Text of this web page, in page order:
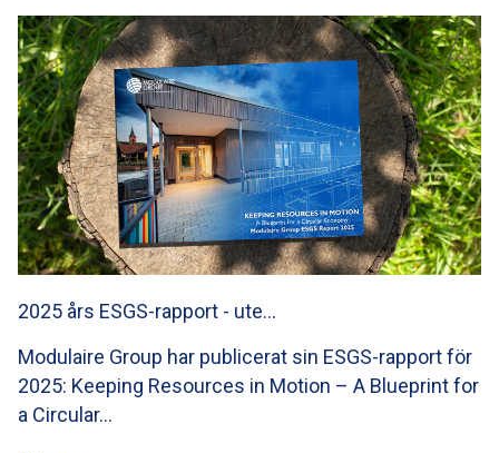
2025 års ESGS-rapport - ute…
Modulaire Group har publicerat sin ESGS-rapport för
2025: Keeping Resources in Motion – A Blueprint for
a Circular…